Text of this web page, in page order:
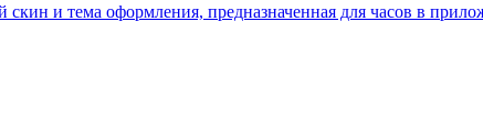
и тема оформления, предназначенная для часов в